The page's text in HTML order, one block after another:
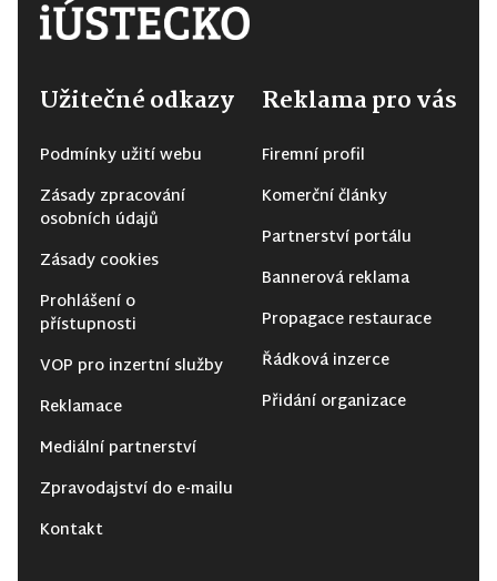
Užitečné odkazy
Podmínky užití webu
Zásady zpracování
osobních údajů
Zásady cookies
Prohlášení o
přístupnosti
VOP pro inzertní služby
Reklamace
Mediální partnerství
Zpravodajství do e-mailu
Kontakt
Reklama pro vás
Firemní profil
Komerční články
Partnerství portálu
Bannerová reklama
Propagace restaurace
Řádková inzerce
Přidání organizace